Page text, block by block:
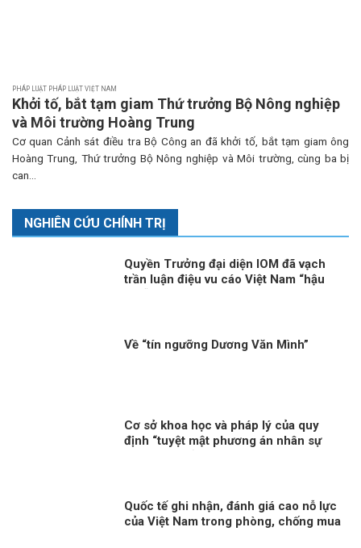
PHÁP LUẬT PHÁP LUẬT VIỆT NAM
Khởi tố, bắt tạm giam Thứ trưởng Bộ Nông nghiệp
và Môi trường Hoàng Trung
Cơ quan Cảnh sát điều tra Bộ Công an đã khởi tố, bắt tạm giam ông
Hoàng Trung, Thứ trưởng Bộ Nông nghiệp và Môi trường, cùng ba bị
can...
NGHIÊN CỨU CHÍNH TRỊ
Quyền Trưởng đại diện IOM đã vạch
trần luận điệu vu cáo Việt Nam “hậu
Về “tín ngưỡng Dương Văn Mình”
Cơ sở khoa học và pháp lý của quy
định “tuyệt mật phương án nhân sự
Quốc tế ghi nhận, đánh giá cao nỗ lực
của Việt Nam trong phòng, chống mua